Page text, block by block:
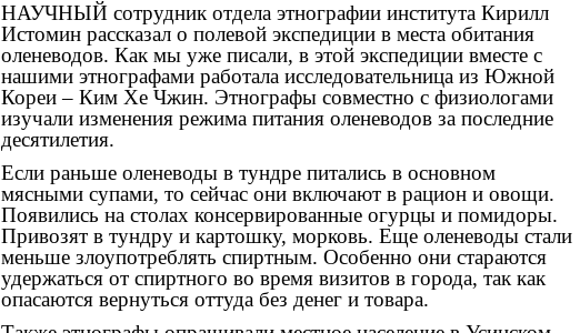
НАУЧНЫЙ сотрудник отдела этнографии института Кирилл
Истомин рассказал о полевой экспедиции в места обитания
оленеводов. Как мы уже писали, в этой экспедиции вместе с
нашими этнографами работала исследовательница из Южной
Кореи – Ким Хе Чжин. Этнографы совместно с физиологами
изучали изменения режима питания оленеводов за последние
десятилетия.
Если раньше оленеводы в тундре питались в основном
мясными супами, то сейчас они включают в рацион и овощи.
Появились на столах консервированные огурцы и помидоры.
Привозят в тундру и картошку, морковь. Еще оленеводы стали
меньше злоупотреблять спиртным. Особенно они стараются
удержаться от спиртного во время визитов в города, так как
опасаются вернуться оттуда без денег и товара.